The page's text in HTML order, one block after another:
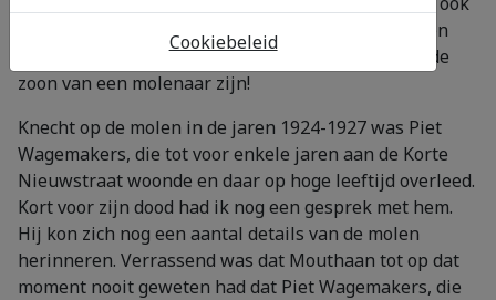
verrast toen een van de eerste dingen, die ik na een
eerste kennismaking tegen hem zei, was: U moet de
zoon van een molenaar zijn!
Knecht op de molen in de jaren 1924-1927 was Piet
Wagemakers, die tot voor enkele jaren aan de Korte
Nieuwstraat woonde en daar op hoge leeftijd overleed.
Kort voor zijn dood had ik nog een gesprek met hem.
Hij kon zich nog een aantal details van de molen
herinneren. Verrassend was dat Mouthaan tot op dat
moment nooit geweten had dat Piet Wagemakers, die
Cookiebeleid